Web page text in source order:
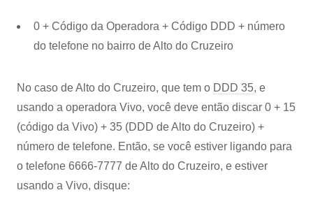
0 + Código da Operadora + Código DDD + número
do telefone no bairro de Alto do Cruzeiro
No caso de Alto do Cruzeiro, que tem o DDD 35, e
usando a operadora Vivo, você deve então discar 0 + 15
(código da Vivo) + 35 (DDD de Alto do Cruzeiro) +
número de telefone. Então, se você estiver ligando para
o telefone 6666-7777 de Alto do Cruzeiro, e estiver
usando a Vivo, disque: